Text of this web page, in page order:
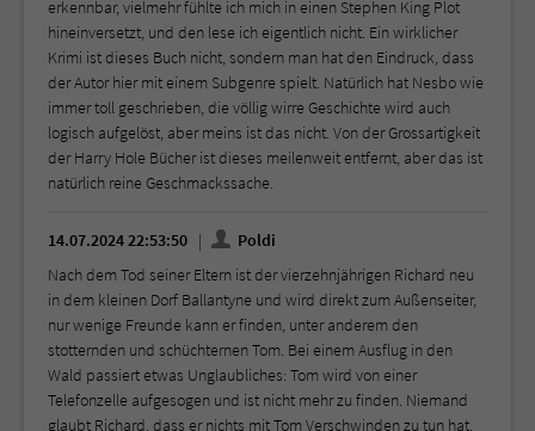
erkennbar, vielmehr fühlte ich mich in einen Stephen King Plot
hineinversetzt, und den lese ich eigentlich nicht. Ein wirklicher
Krimi ist dieses Buch nicht, sondern man hat den Eindruck, dass
der Autor hier mit einem Subgenre spielt. Natürlich hat Nesbo wie
immer toll geschrieben, die völlig wirre Geschichte wird auch
logisch aufgelöst, aber meins ist das nicht. Von der Grossartigkeit
der Harry Hole Bücher ist dieses meilenweit entfernt, aber das ist
natürlich reine Geschmackssache.
14.07.2024 22:53:50
Poldi
Nach dem Tod seiner Eltern ist der vierzehnjährigen Richard neu
in dem kleinen Dorf Ballantyne und wird direkt zum Außenseiter,
nur wenige Freunde kann er finden, unter anderem den
stotternden und schüchternen Tom. Bei einem Ausflug in den
Wald passiert etwas Unglaubliches: Tom wird von einer
Telefonzelle aufgesogen und ist nicht mehr zu finden. Niemand
glaubt Richard, dass er nichts mit Tom Verschwinden zu tun hat,